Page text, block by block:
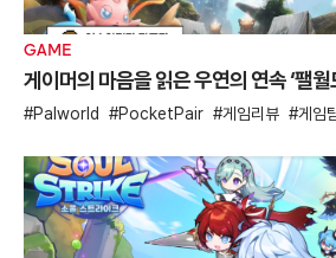
GAME
게이머의 마음을 읽은 우연의 연속 ‘팰
Palworld PocketPair 게임리뷰 게임